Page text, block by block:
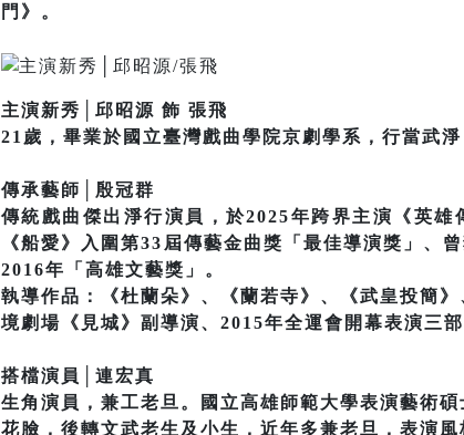
門》。
主演新秀│邱昭源 飾 張飛
21歲，畢業於國立臺灣戲曲學院京劇學系，行當武淨
傳承藝師│殷冠群
傳統戲曲傑出淨行演員，於2025年跨界主演《英
《船愛》入圍第33屆傳藝金曲獎「最佳導演獎」、
2016年「高雄文藝獎」。
執導作品：《杜蘭朵》、《蘭若寺》、《武皇投簡
境劇場《見城》副導演、2015年全運會開幕表演三部
搭檔演員│連宏真
生角演員，兼工老旦。國立高雄師範大學表演藝術
花臉，後轉文武老生及小生，近年多兼老旦，表演風